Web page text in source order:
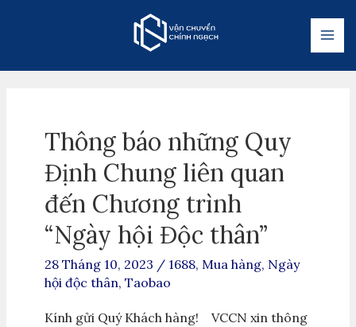
Thông báo những Quy
Định Chung liên quan
đến Chương trình
“Ngày hội Độc thân”
28 Tháng 10, 2023 / 1688,Mua hàng, Ngày
hội độc thân,Taobao
Kính gửi Quý Khách hàng! VCCN xin thông